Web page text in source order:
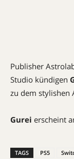
Publisher
Studio kündigen
zu dem stylishen
Gurei erscheint
TAGS PS5